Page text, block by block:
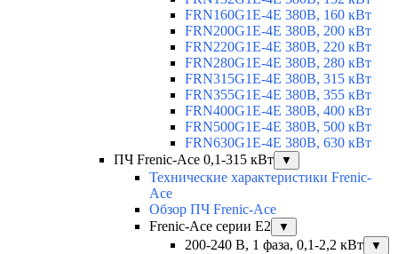
FRN160G1E-4E 380В, 160 кВт
FRN200G1E-4E 380В, 200 кВт
FRN220G1E-4E 380В, 220 кВт
FRN280G1E-4E 380В, 280 кВт
FRN315G1E-4E 380В, 315 кВт
FRN355G1E-4E 380В, 355 кВт
FRN400G1E-4E 380В, 400 кВт
FRN500G1E-4E 380В, 500 кВт
FRN630G1E-4E 380В, 630 кВт
ПЧ Frenic-Ace 0,1-315 кВт
▼
Технические характеристики Frenic-
Ace
Обзор ПЧ Frenic-Ace
Frenic-Ace серии E2
▼
200-240 В, 1 фаза, 0,1-2,2 кВт ▼